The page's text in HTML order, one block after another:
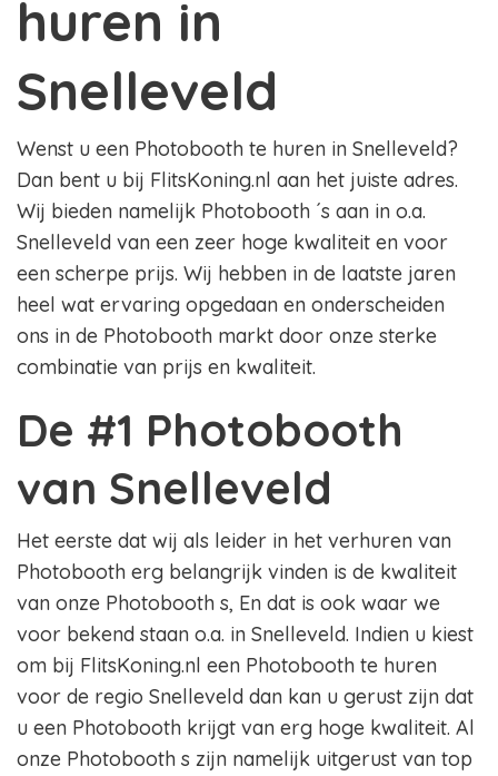
huren in
Snelleveld
Wenst u een Photobooth te huren in Snelleveld?
Dan bent u bij FlitsKoning.nl aan het juiste adres.
Wij bieden namelijk Photobooth ´s aan in o.a.
Snelleveld van een zeer hoge kwaliteit en voor
een scherpe prijs. Wij hebben in de laatste jaren
heel wat ervaring opgedaan en onderscheiden
ons in de Photobooth markt door onze sterke
combinatie van prijs en kwaliteit.
De #1 Photobooth
van Snelleveld
Het eerste dat wij als leider in het verhuren van
Photobooth erg belangrijk vinden is de kwaliteit
van onze Photobooth s, En dat is ook waar we
voor bekend staan o.a. in Snelleveld. Indien u kiest
om bij FlitsKoning.nl een Photobooth te huren
voor de regio Snelleveld dan kan u gerust zijn dat
u een Photobooth krijgt van erg hoge kwaliteit. Al
onze Photobooth s zijn namelijk uitgerust van top